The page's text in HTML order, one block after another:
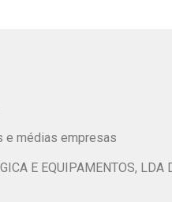
e médias empresas
E EQUIPAMENTOS,